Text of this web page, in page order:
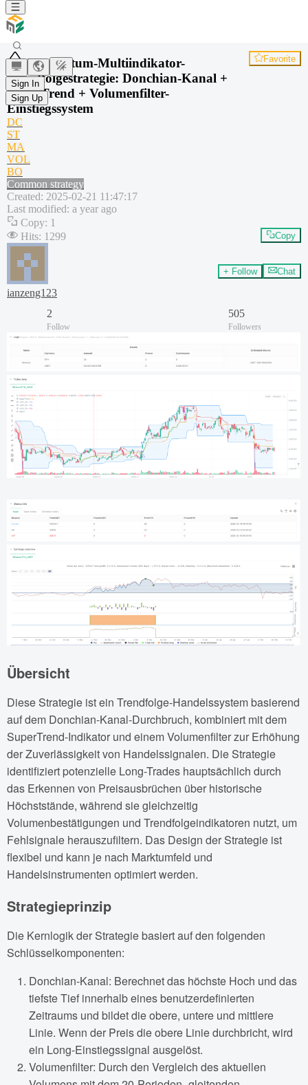
Sign In
Sign Up
Momentum-Multiindikator-
Trendfolgestrategie: Donchian-Kanal +
SuperTrend + Volumenfilter-
Einstiegssystem
Favorite
DC
ST
MA
VOL
BO
Common strategy
Created: 2025-02-21 11:47:17
Last modified: a year ago
Copy: 1
Hits: 1299 Copy
ianzeng123
+ Follow Chat
2
Follow
505
Followers
Übersicht
Diese Strategie ist ein Trendfolge-Handelssystem basierend
auf dem Donchian-Kanal-Durchbruch, kombiniert mit dem
SuperTrend-Indikator und einem Volumenfilter zur Erhöhung
der Zuverlässigkeit von Handelssignalen. Die Strategie
identifiziert potenzielle Long-Trades hauptsächlich durch
das Erkennen von Preisausbrüchen über historische
Höchststände, während sie gleichzeitig
Volumenbestätigungen und Trendfolgeindikatoren nutzt, um
Fehlsignale herauszufiltern. Das Design der Strategie ist
flexibel und kann je nach Marktumfeld und
Handelsinstrumenten optimiert werden.
Strategieprinzip
Die Kernlogik der Strategie basiert auf den folgenden
Schlüsselkomponenten:
Donchian-Kanal: Berechnet das höchste Hoch und das
tiefste Tief innerhalb eines benutzerdefinierten
Zeitraums und bildet die obere, untere und mittlere
Linie. Wenn der Preis die obere Linie durchbricht, wird
ein Long-Einstiegssignal ausgelöst.
Volumenfilter: Durch den Vergleich des aktuellen